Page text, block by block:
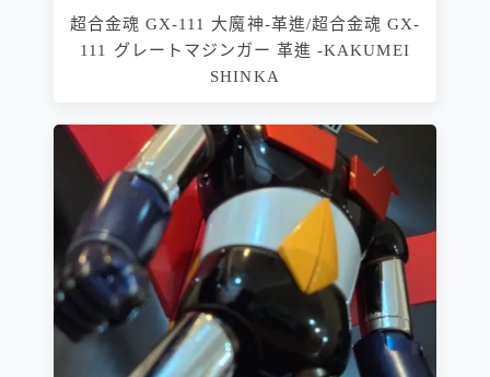
超合金魂 GX-111 大魔神-革進/超合金魂 GX-
111 グレートマジンガー 革進 -KAKUMEI
SHINKA